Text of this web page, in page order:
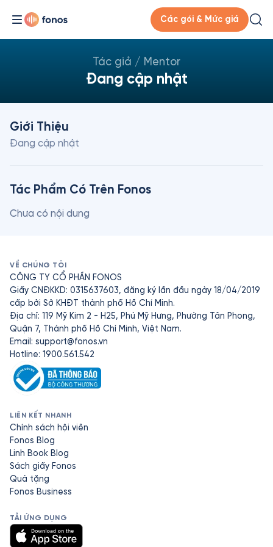
Các gói & Mức giá
Tác giả / Mentor
Đang cập nhật
Giới Thiệu
Đang cập nhật
Tác Phẩm Có Trên Fonos
Chưa có nội dung
VỀ CHÚNG TÔI
CÔNG TY CỔ PHẦN FONOS
Giấy CNĐKKD: 0315637603, đăng ký lần đầu ngày 18/04/2019
cấp bởi Sở KHĐT thành phố Hồ Chí Minh.
Địa chỉ: 119 Mỹ Kim 2 - H25, Phú Mỹ Hưng, Phường Tân Phong,
Quận 7, Thành phố Hồ Chí Minh, Việt Nam.
Email: support@fonos.vn
Hotline: 1900.561.542
LIÊN KẾT NHANH
Chính sách hội viên
Fonos Blog
Linh Book Blog
Sách giấy Fonos
Quà tặng
Fonos Business
TẢI ỨNG DỤNG